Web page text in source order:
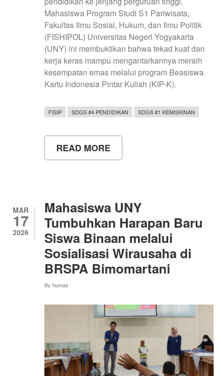
Mahasiswa Program Studi S1 Pariwisata,
Fakultas Ilmu Sosial, Hukum, dan Ilmu Politik
(FISHIPOL) Universitas Negeri Yogyakarta
(UNY) ini membuktikan bahwa tekad kuat dan
kerja keras mampu mengantarkannya meraih
kesempatan emas melalui program Beasiswa
Kartu Indonesia Pintar Kuliah (KIP-K).
FISIP SDGS #4 PENDIDIKAN SDGS #1 KEMISKINAN
READ MORE
MENGUBAH
YUAN
AMIR,
ANAK
PETANI
PENERIMA
KIP-
KULIAH
MAR
17
2026
Mahasiswa UNY
Tumbuhkan Harapan Baru
Siswa Binaan melalui
Sosialisasi Wirausaha di
BRSPA Bimomartani
By humas